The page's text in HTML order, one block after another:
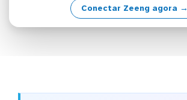
Conectar Zeeng agora →